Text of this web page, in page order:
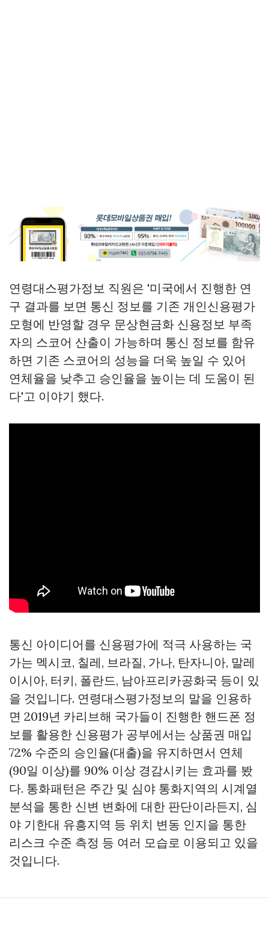
연령대스평가정보 직원은 '미국에서 진행한 연
구 결과를 보면 통신 정보를 기존 개인신용평가
모형에 반영할 경우 문상현금화 신용정보 부족
자의 스코어 산출이 가능하며 통신 정보를 함유
하면 기존 스코어의 성능을 더욱 높일 수 있어
연체율을 낮추고 승인율을 높이는 데 도움이 된
다'고 이야기 했다.
통신 아이디어를 신용평가에 적극 사용하는 국
가는 멕시코, 칠레, 브라질, 가나, 탄자니아, 말레
이시아, 터키, 폴란드, 남아프리카공화국 등이 있
을 것입니다. 연령대스평가정보의 말을 인용하
면 2019년 카리브해 국가들이 진행한 핸드폰 정
보를 활용한 신용평가 공부에서는 상품권 매입
72% 수준의 승인율(대출)을 유지하면서 연체
(90일 이상)를 90% 이상 경감시키는 효과를 봤
다. 통화패턴은 주간 및 심야 통화지역의 시계열
분석을 통한 신변 변화에 대한 판단이라든지, 심
야 기한대 유흥지역 등 위치 변동 인지을 통한
리스크 수준 측정 등 여러 모습로 이용되고 있을
것입니다.